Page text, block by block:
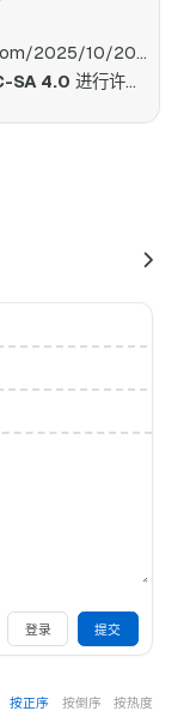
2025-10-20-daily-news/
SA 4.0 进行许可。
登录 提交
按正序 按倒序 按热度